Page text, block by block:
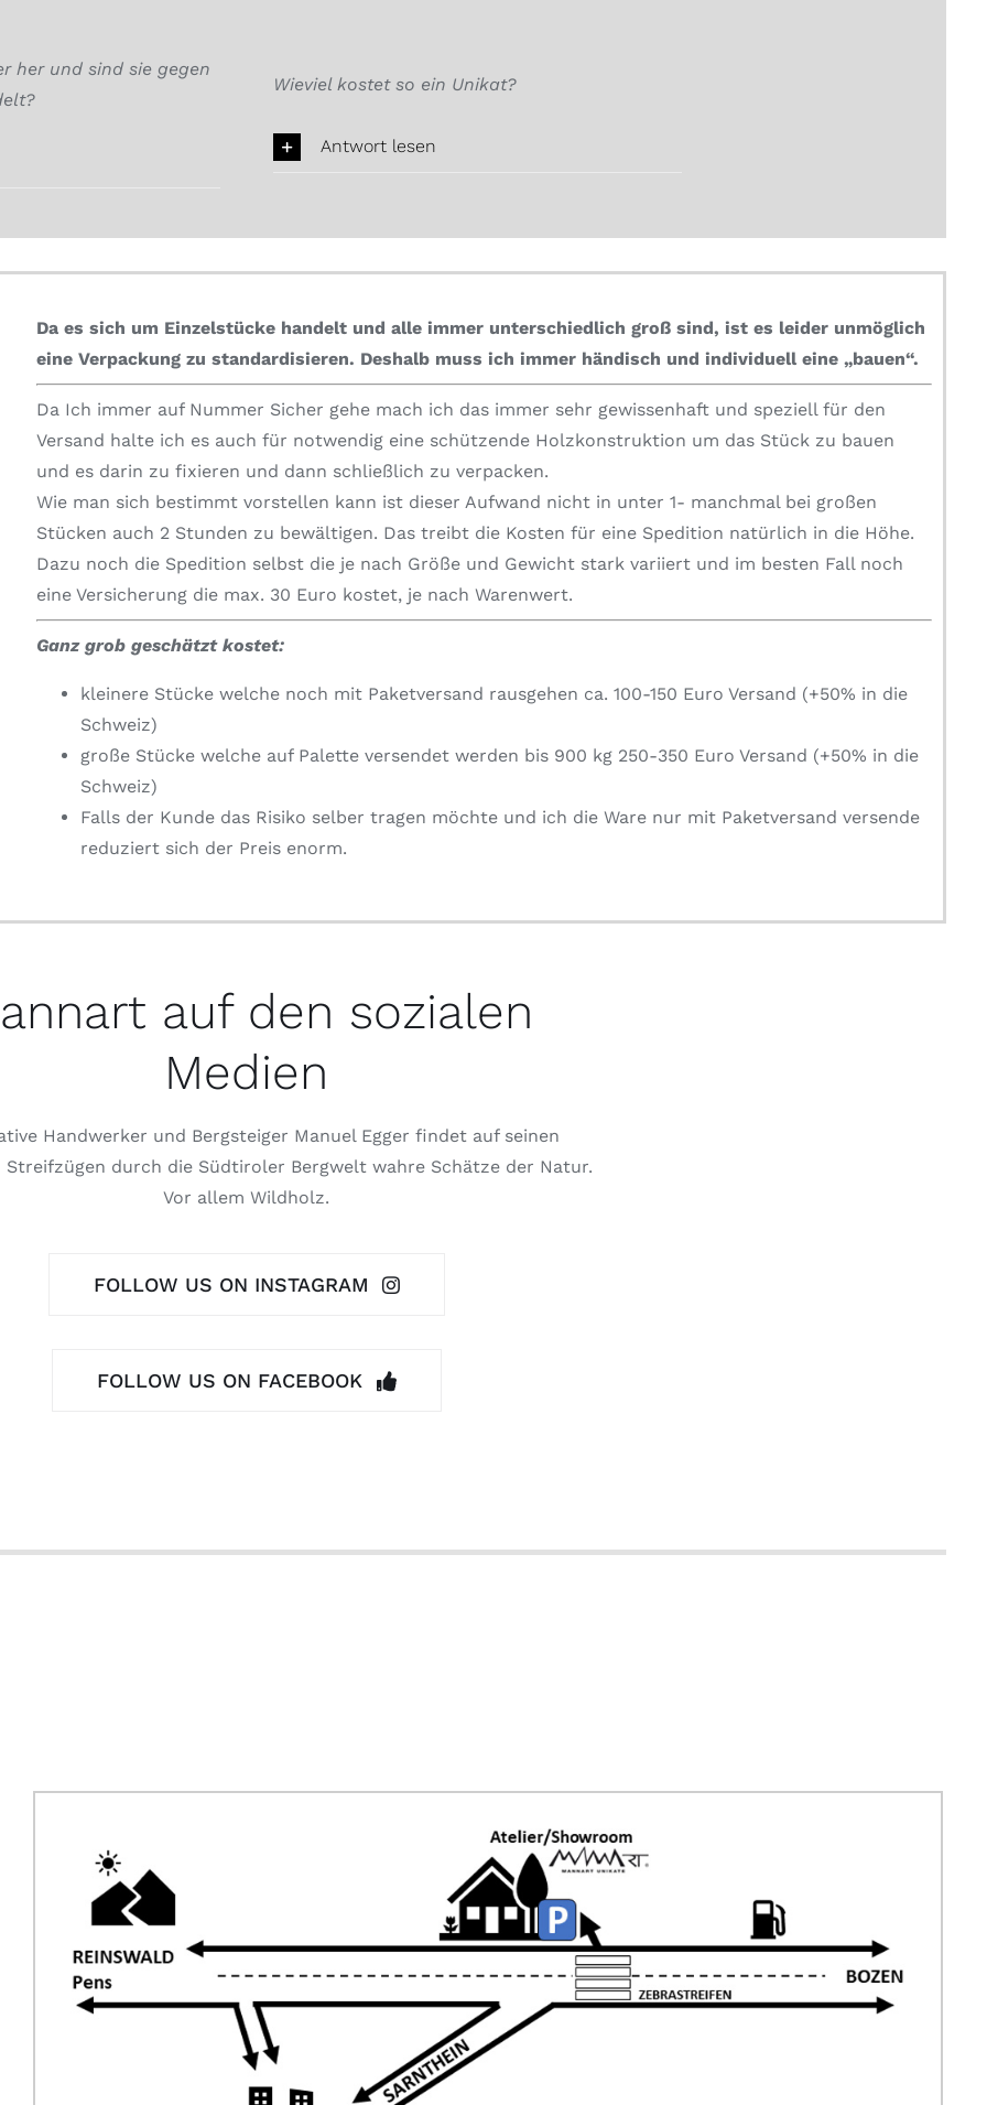
her und sind sie gegen
Wieviel kostet so ein Unikat?
Antwort lesen
Da es sich um Einzelstücke handelt und alle immer unterschiedlich groß sind, ist es leider unmöglich
eine Verpackung zu standardisieren. Deshalb muss ich immer händisch und individuell eine „bauen“.
Da Ich immer auf Nummer Sicher gehe mach ich das immer sehr gewissenhaft und speziell für den
Versand halte ich es auch für notwendig eine schützende Holzkonstruktion um das Stück zu bauen
und es darin zu fixieren und dann schließlich zu verpacken.
Wie man sich bestimmt vorstellen kann ist dieser Aufwand nicht in unter 1- manchmal bei großen
Stücken auch 2 Stunden zu bewältigen. Das treibt die Kosten für eine Spedition natürlich in die Höhe.
Dazu noch die Spedition selbst die je nach Größe und Gewicht stark variiert und im besten Fall noch
eine Versicherung die max. 30 Euro kostet, je nach Warenwert.
Ganz grob geschätzt kostet:
kleinere Stücke welche noch mit Paketversand rausgehen ca. 100-150 Euro Versand (+50% in die
Schweiz)
große Stücke welche auf Palette versendet werden bis 900 kg 250-350 Euro Versand (+50% in die
Schweiz)
Falls der Kunde das Risiko selber tragen möchte und ich die Ware nur mit Paketversand versende
reduziert sich der Preis enorm.
auf den sozialen
Medien
Handwerker und Bergsteiger Manuel Egger findet auf seinen
Streifzügen durch die Südtiroler Bergwelt wahre Schätze der Natur.
Vor allem Wildholz.
FOLLOW US ON INSTAGRAM
FOLLOW US ON FACEBOOK